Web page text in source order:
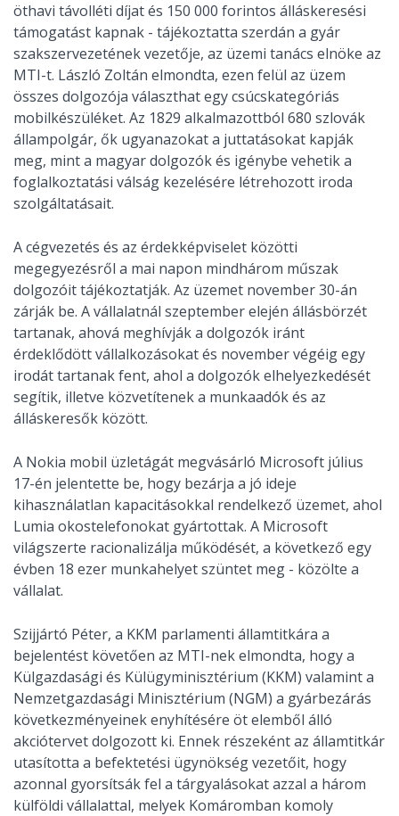
öthavi távolléti díjat és 150 000 forintos álláskeresési
támogatást kapnak - tájékoztatta szerdán a gyár
szakszervezetének vezetője, az üzemi tanács elnöke az
MTI-t. László Zoltán elmondta, ezen felül az üzem
összes dolgozója választhat egy csúcskategóriás
mobilkészüléket. Az 1829 alkalmazottból 680 szlovák
állampolgár, ők ugyanazokat a juttatásokat kapják
meg, mint a magyar dolgozók és igénybe vehetik a
foglalkoztatási válság kezelésére létrehozott iroda
szolgáltatásait.
A cégvezetés és az érdekképviselet közötti
megegyezésről a mai napon mindhárom műszak
dolgozóit tájékoztatják. Az üzemet november 30-án
zárják be. A vállalatnál szeptember elején állásbörzét
tartanak, ahová meghívják a dolgozók iránt
érdeklődött vállalkozásokat és november végéig egy
irodát tartanak fent, ahol a dolgozók elhelyezkedését
segítik, illetve közvetítenek a munkaadók és az
álláskeresők között.
A Nokia mobil üzletágát megvásárló Microsoft július
17-én jelentette be, hogy bezárja a jó ideje
kihasználatlan kapacitásokkal rendelkező üzemet, ahol
Lumia okostelefonokat gyártottak. A Microsoft
világszerte racionalizálja működését, a következő egy
évben 18 ezer munkahelyet szüntet meg - közölte a
vállalat.
Szijjártó Péter, a KKM parlamenti államtitkára a
bejelentést követően az MTI-nek elmondta, hogy a
Külgazdasági és Külügyminisztérium (KKM) valamint a
Nemzetgazdasági Minisztérium (NGM) a gyárbezárás
következményeinek enyhítésére öt elemből álló
akciótervet dolgozott ki. Ennek részeként az államtitkár
utasította a befektetési ügynökség vezetőit, hogy
azonnal gyorsítsák fel a tárgyalásokat azzal a három
külföldi vállalattal, melyek Komáromban komoly